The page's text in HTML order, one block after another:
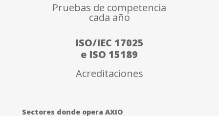
Pruebas de competencia
cada año
ISO/IEC 17025
e ISO 15189
Acreditaciones
Sectores donde opera AXIO